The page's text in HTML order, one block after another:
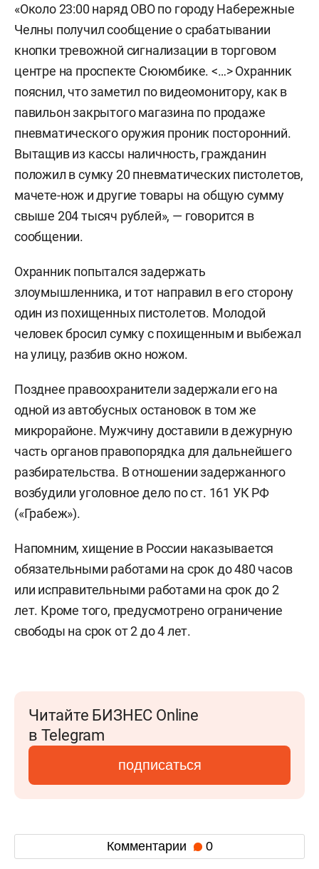
«Около 23:00 наряд ОВО по городу Набережные
Челны получил сообщение о срабатывании
кнопки тревожной сигнализации в торговом
центре на проспекте Сююмбике. <…> Охранник
пояснил, что заметил по видеомонитору, как в
павильон закрытого магазина по продаже
пневматического оружия проник посторонний.
Вытащив из кассы наличность, гражданин
положил в сумку 20 пневматических пистолетов,
мачете-нож и другие товары на общую сумму
свыше 204 тысяч рублей», — говорится в
сообщении.
Охранник попытался задержать
злоумышленника, и тот направил в его сторону
один из похищенных пистолетов. Молодой
человек бросил сумку с похищенным и выбежал
на улицу, разбив окно ножом.
Позднее правоохранители задержали его на
одной из автобусных остановок в том же
микрорайоне. Мужчину доставили в дежурную
часть органов правопорядка для дальнейшего
разбирательства. В отношении задержанного
возбудили уголовное дело по ст. 161 УК РФ
(«Грабеж»).
Напомним, хищение в России наказывается
обязательными работами на срок до 480 часов
или исправительными работами на срок до 2
лет. Кроме того, предусмотрено ограничение
свободы на срок от 2 до 4 лет.
Читайте БИЗНЕС Online
в Telegram
подписаться
Комментарии 0